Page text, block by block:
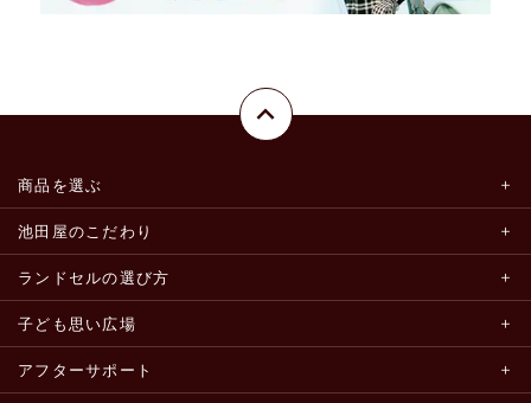
商品を選ぶ
池田屋のこだわり
ランドセルの選び方
子ども思い広場
アフターサポート